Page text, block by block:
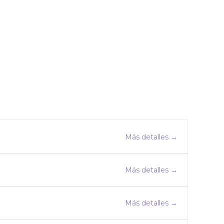
Más detalles
Más detalles
Más detalles